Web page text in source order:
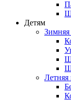
Детям
Зимняя
Летняя